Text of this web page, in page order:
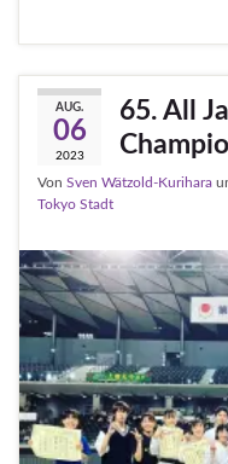
AUG.
06
2023
65. All
Von Sven Wätzold-Kurihara
Tokyo Stadt